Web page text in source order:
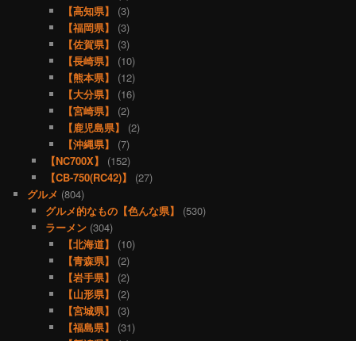
【高知県】
(3)
【福岡県】
(3)
【佐賀県】
(3)
【長崎県】
(10)
【熊本県】
(12)
【大分県】
(16)
【宮崎県】
(2)
【鹿児島県】
(2)
【沖縄県】
(7)
【NC700X】
(152)
【CB-750(RC42)】
(27)
グルメ (804)
グルメ的なもの【色んな県】
(530)
ラーメン(304)
【北海道】
(10)
【青森県】
(2)
【岩手県】
(2)
【山形県】
(2)
【宮城県】
(3)
【福島県】
(31)